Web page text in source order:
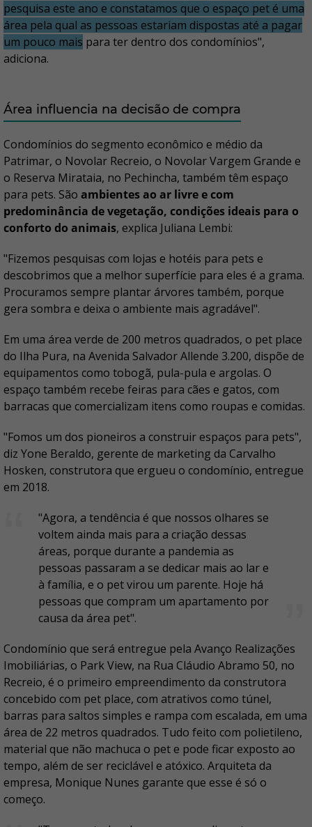
pesquisa este ano e constatamos que o espaço pet é uma
área pela qual as pessoas estariam dispostas até a pagar
um pouco mais para ter dentro dos condomínios",
adiciona.
Área influencia na decisão de compra
Condomínios do segmento econômico e médio da
Patrimar, o Novolar Recreio, o Novolar Vargem Grande e
o Reserva Mirataia, no Pechincha, também têm espaço
para pets. São ambientes ao ar livre e com
predominância de vegetação, condições ideais para o
conforto do animais, explica Juliana Lembi:
"Fizemos pesquisas com lojas e hotéis para pets e
descobrimos que a melhor superfície para eles é a grama.
Procuramos sempre plantar árvores também, porque
gera sombra e deixa o ambiente mais agradável".
Em uma área verde de 200 metros quadrados, o pet place
do Ilha Pura, na Avenida Salvador Allende 3.200, dispõe de
equipamentos como tobogã, pula-pula e argolas. O
espaço também recebe feiras para cães e gatos, com
barracas que comercializam itens como roupas e comidas.
"Fomos um dos pioneiros a construir espaços para pets",
diz Yone Beraldo, gerente de marketing da Carvalho
Hosken, construtora que ergueu o condomínio, entregue
em 2018.
"Agora, a tendência é que nossos olhares se
voltem ainda mais para a criação dessas
áreas, porque durante a pandemia as
pessoas passaram a se dedicar mais ao lar e
à família, e o pet virou um parente. Hoje há
pessoas que compram um apartamento por
causa da área pet".
Condomínio que será entregue pela Avanço Realizações
Imobiliárias, o Park View, na Rua Cláudio Abramo 50, no
Recreio, é o primeiro empreendimento da construtora
concebido com pet place, com atrativos como túnel,
barras para saltos simples e rampa com escalada, em uma
área de 22 metros quadrados. Tudo feito com polietileno,
material que não machuca o pet e pode ficar exposto ao
tempo, além de ser reciclável e atóxico. Arquiteta da
empresa, Monique Nunes garante que esse é só o
começo.